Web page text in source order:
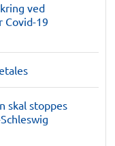
ved
Covid-19
skal stoppes